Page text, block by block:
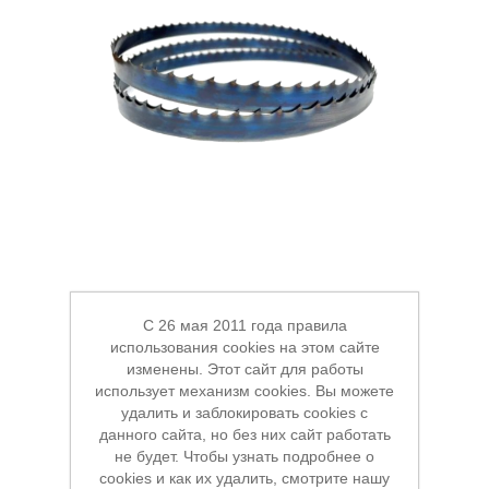
Оснастка для станков
C 26 мая 2011 года правила
использования cookies на этом сайте
изменены. Этот сайт для работы
использует механизм cookies. Вы можете
удалить и заблокировать cookies с
данного сайта, но без них сайт работать
не будет. Чтобы узнать подробнее о
cookies и как их удалить, смотрите нашу